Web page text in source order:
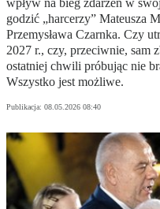
wpływ na bieg zdarzeń w
godzić „harcerzy” Mateusza
Przemysława Czarnka. Czy
2027 r., czy, przeciwnie, sam
ostatniej chwili próbując nie
Wszystko jest możliwe.
Publikacja: 08.05.2026 08:40